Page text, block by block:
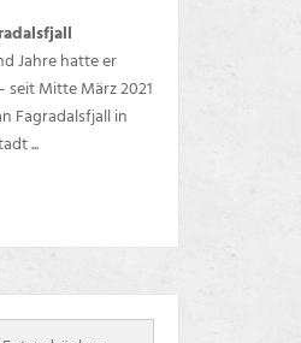
Jahre hatte er
seit Mitte März 2021
Fagradalsfjall in
...